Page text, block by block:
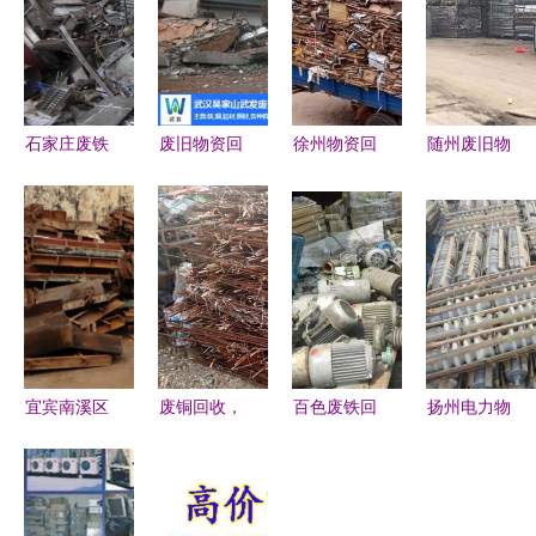
石家庄废铁
析与广发物
资回收站服
务指南
废旧物资回
南废旧物资
回收 武发
废旧物资回
收
徐州物资回
构建绿色循
环经济体系
的实践与探
索
随州废旧物
款结算，助
力循环经济
宜宾南溪区
收行情与实
用指南
废铜回收，
济——走进
山西宸鑫昊
百色废铁回
扬州电力物